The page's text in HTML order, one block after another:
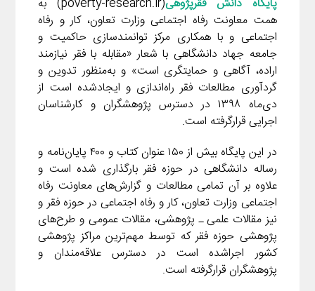
پایگاه دانش فقرپژوهی
(poverty-research.ir) به
همت معاونت رفاه اجتماعی وزارت تعاون، کار و رفاه
اجتماعی و با همکاری مرکز توانمندسازی حاکمیت و
جامعه جهاد دانشگاهی با شعار «مقابله با فقر نیازمند
اراده، آگاهی و حمایتگری است» و به‌منظور تدوین و
گردآوری مطالعات فقر راه‌اندازی و ایجادشده است از
دی‌ماه ۱۳۹۸ در دسترس پژوهشگران و کارشناسان
اجرایی قرارگرفته است.
در این پایگاه بیش از ۱۵۰ عنوان کتاب و ۴۰۰ پایان‌نامه و
رساله دانشگاهی در حوزه فقر بارگذاری شده است و
علاوه بر آن تمامی مطالعات و گزارش‌های معاونت رفاه
اجتماعی وزارت تعاون، کار و رفاه اجتماعی در حوزه فقر و
نیز مقالات علمی ـ پژوهشی، مقالات عمومی و طرح‌های
پژوهشی حوزه فقر که توسط مهم‌ترین مراکز پژوهشی
کشور اجراشده است در دسترس علاقه‌مندان و
پژوهشگران قرارگرفته است.